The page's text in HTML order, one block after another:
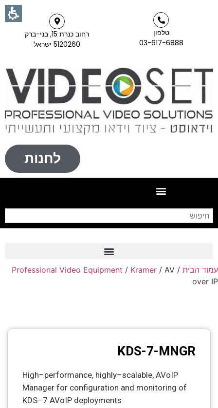
טלפון
03-617-6888
רחוב כנרת 15, בני-ברק
5120260 ישראל
לחנות
Frame Grabber
PTZ Confrence Camera
C-Mount Lenss
Professional Video Equipment
Visualizer
עמוד הבית /
Professional Video Equipment / Kramer / AV
over IP
KDS-7-MNGR
High–performance, highly–scalable, AVoIP
Manager for configuration and monitoring of
KDS–7 AVoIP deployments